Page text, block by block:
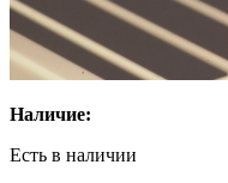
Наличие:
Есть в наличии